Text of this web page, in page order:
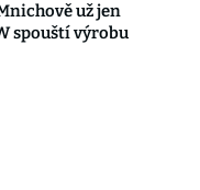
už jen
spouští výrobu